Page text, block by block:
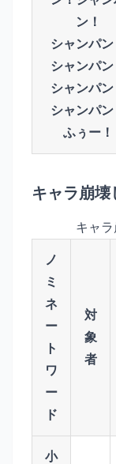
ン！
シャンパン
シャンパン
シャンパン
シャンパン
ふぅー！
キャラ崩壊
キャ
ノ
ミ
ネ
ー
ト
ワ
ー
ド
対
象
者
小